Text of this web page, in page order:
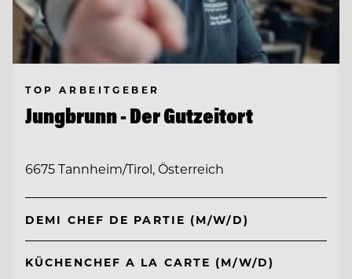
TOP ARBEITGEBER
Jungbrunn - Der Gutzeitort
6675 Tannheim/Tirol, Österreich
DEMI CHEF DE PARTIE (M/W/D)
KÜCHENCHEF A LA CARTE (M/W/D)